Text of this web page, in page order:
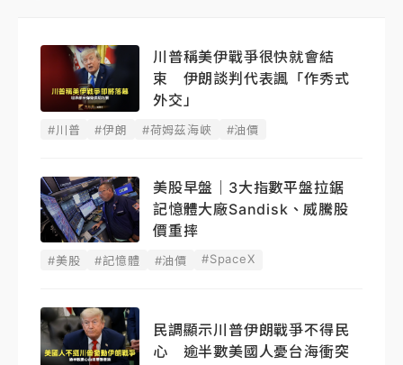
川普稱美伊戰爭很快就會結
束 伊朗談判代表諷「作秀式
外交」
#川普 #伊朗 #荷姆茲海峽 #油價
美股早盤｜3大指數平盤拉鋸
記憶體大廠Sandisk、威騰股
價重摔
#美股 #記憶體 #油價 #SpaceX
民調顯示川普伊朗戰爭不得民
心 逾半數美國人憂台海衝突